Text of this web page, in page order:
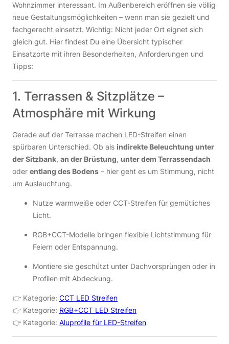
Wohnzimmer interessant. Im Außenbereich eröffnen sie völlig
neue Gestaltungsmöglichkeiten – wenn man sie gezielt und
fachgerecht einsetzt. Wichtig: Nicht jeder Ort eignet sich
gleich gut. Hier findest Du eine Übersicht typischer
Einsatzorte mit ihren Besonderheiten, Anforderungen und
Tipps:
1. Terrassen & Sitzplätze –
Atmosphäre mit Wirkung
Gerade auf der Terrasse machen LED-Streifen einen
spürbaren Unterschied. Ob als indirekte Beleuchtung unter
der Sitzbank, an der Brüstung, unter dem Terrassendach
oder entlang des Bodens – hier geht es um Stimmung, nicht
um Ausleuchtung.
Nutze warmweiße oder CCT-Streifen für gemütliches
Licht.
RGB+CCT-Modelle bringen flexible Lichtstimmung für
Feiern oder Entspannung.
Montiere sie geschützt unter Dachvorsprüngen oder in
Profilen mit Abdeckung.
👉 Kategorie: CCT LED Streifen
👉 Kategorie: RGB+CCT LED Streifen
👉 Kategorie: Aluprofile für LED-Streifen